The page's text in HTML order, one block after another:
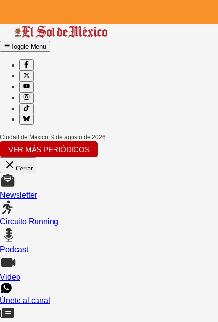
Toggle Menu
Ciudad de Mexico, 9 de agosto de 2026
VER MÁS PERIÓDICOS
Cerrar
Newsletter
Circuito Running
Podcast
Video
Únete al canal